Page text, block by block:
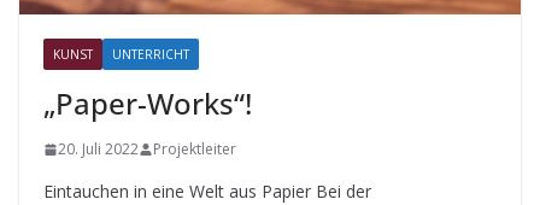
KUNST UNTERRICHT
„Paper-Works“!
20. Juli 2022 Projektleiter
Eintauchen in eine Welt aus Papier Bei der